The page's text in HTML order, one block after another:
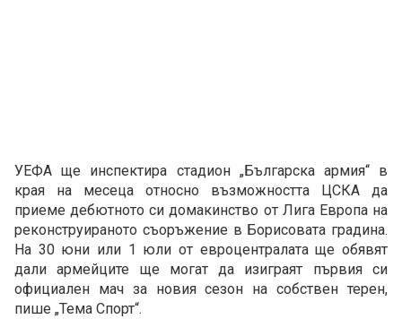
УЕФА ще инспектира стадион „Българска армия“ в
края на месеца относно възможността ЦСКА да
приеме дебютното си домакинство от Лига Европа на
реконструираното съоръжение в Борисовата градина.
На 30 юни или 1 юли от евроцентралата ще обявят
дали армейците ще могат да изиграят първия си
официален мач за новия сезон на собствен терен,
пише „Тема Спорт“.